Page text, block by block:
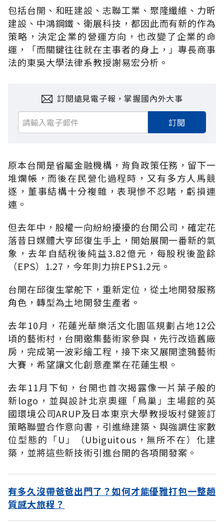
包括台開、和旺建設、志聯工業、聚隆纖維、力昕
建設、中鴻鋼鐵、衛展科技，都因此而有新的作為
策略，決定企業的營運方向，也改變了企業的命
運，「而關鍵往往就在主事者的身上，」專長商事
法的東吳大學法律系教授謝易宏分析。
訂閱遠見電子報，掌握國內外大事
訂閱
原本台開是省屬金融機構，背負政策任務，留下一
堆爛帳，而後在民營化過程時，又有多方人馬競
逐，董事結構十分複雜，表現慘不忍睹，虧損連
連。
但去年中，股權一向紛紛擾擾的台開公司，確定花
落昔日媒體大亨邱復生手上，開始展開一番新的氣
象，去年自結稅後純益3.82億元，每股稅後盈餘
（EPS）1.27，今年則力拚EPS1.2元。
台開在邱復生掌舵下，重新定位，從土地開發服務
角色，轉型為土地開發生產者。
去年10月，花蓮光華樂活文化園區規劃占地12公
頃的藝術村，台開邀集藝術家參與，先行改造舊廠
房，完成第一波彩繪工程，接下來又展開塗鴉藝術
大賽，希望讓文化創意產業在花蓮生根。
去年11月下旬，台開也首次揭露像一片葉子般的
新logo，並與設計北京奧運「鳥巢」主場館的英
國環境公司ARUP及日本東京大學教授坂村健簽訂
策略聯盟合作意向書，引進綠建築、與強調住家數
位型態的「U」（Ubiguitous，無所不在）化建
築，並將這些新技術引進台開的各項開發案。
有多久沒帶爸爸出門了？如何才能優雅打包一整趟
質感大旅程？